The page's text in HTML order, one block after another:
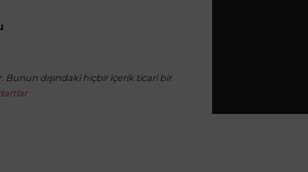
dışındaki hiçbir içerik ticari bir